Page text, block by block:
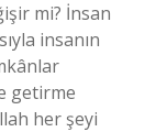
mi? İnsan
insanın
getirme
her şeyi